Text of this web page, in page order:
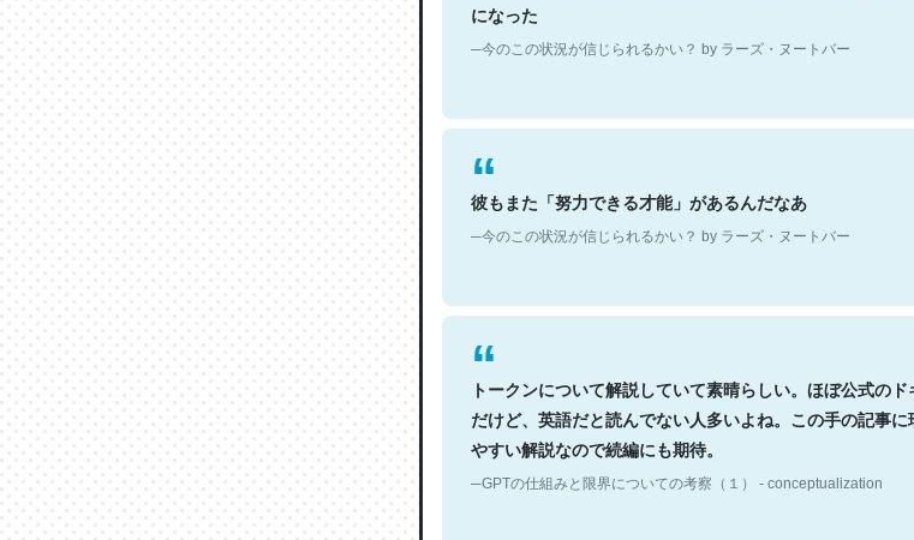
─今のこの状況が信じられるかい？ by ラーズ・ヌートバー
彼もまた「努力できる才能」があるんだなあ
─今のこの状況が信じられるかい？ by ラーズ・ヌートバー
トークンについて解説していて素晴らしい。ほぼ公式のド
だけど、英語だと読んでない人多いよね。この手の記事
やすい解説なので続編にも期待。
─GPTの仕組みと限界についての考察（１） - conceptualization